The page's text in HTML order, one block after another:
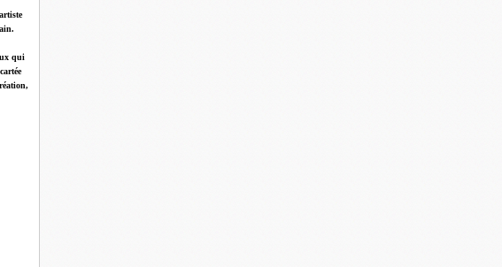
qui